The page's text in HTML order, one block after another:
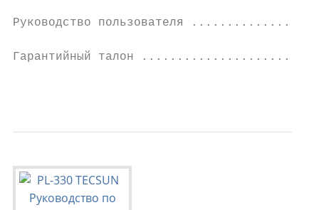
Руководство пользователя
Гарантийный талон